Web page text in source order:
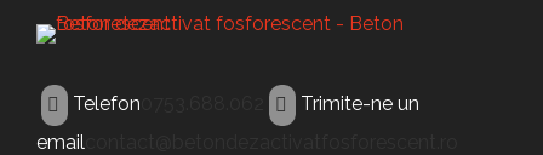
Telefon
Trimite-ne un
email